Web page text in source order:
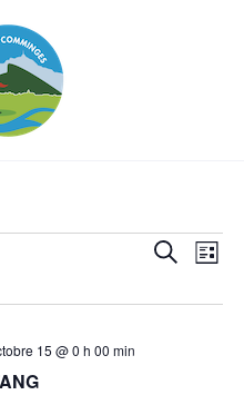
Recherche
Liste
15 @ 0 h 00 min